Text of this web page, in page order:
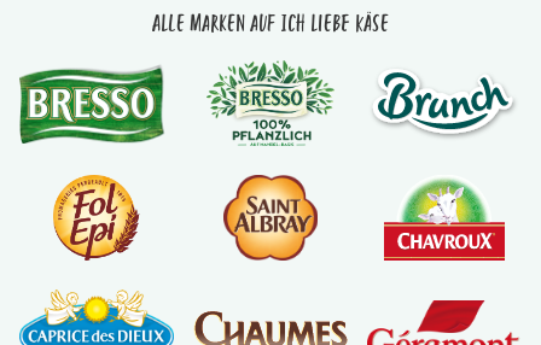
Alle Marken auf Ich liebe Käse